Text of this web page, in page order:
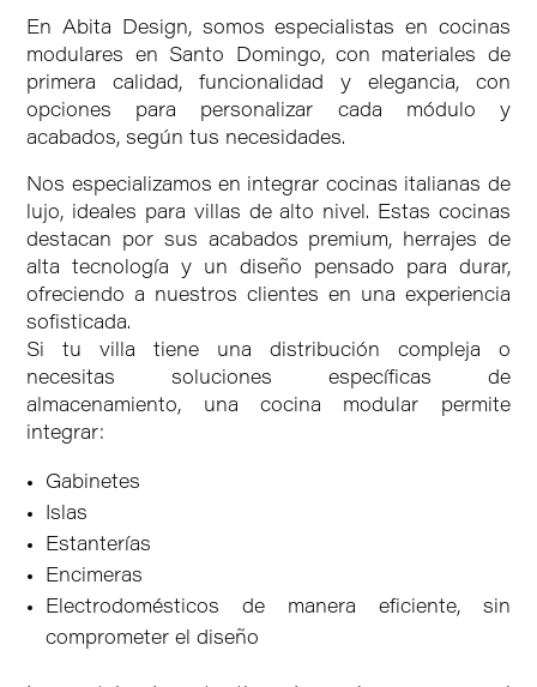
En Abita Design, somos especialistas en cocinas
modulares en Santo Domingo, con materiales de
primera calidad, funcionalidad y elegancia, con
opciones para personalizar cada módulo y
acabados, según tus necesidades.
Nos especializamos en integrar cocinas italianas de
lujo, ideales para villas de alto nivel. Estas cocinas
destacan por sus acabados premium, herrajes de
alta tecnología y un diseño pensado para durar,
ofreciendo a nuestros clientes en una experiencia
sofisticada.
Si tu villa tiene una distribución compleja o
necesitas soluciones específicas de
almacenamiento, una cocina modular permite
integrar:
Gabinetes
Islas
Estanterías
Encimeras
Electrodomésticos de manera eficiente, sin
comprometer el diseño